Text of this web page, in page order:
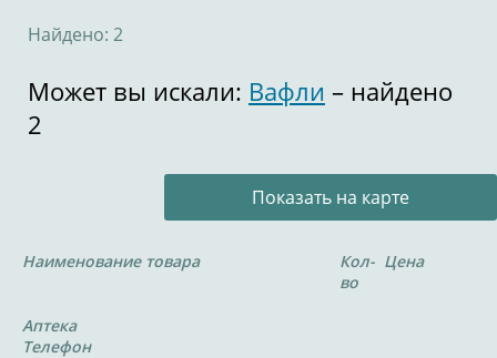
Найдено: 2
Может вы искали: Вафли – найдено
2
Показать на карте
Наименование товара
Кол-
во
Цена
Аптека
Телефон